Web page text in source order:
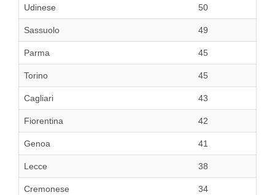
Udinese 50
Sassuolo 49
Parma 45
Torino 45
Cagliari 43
Fiorentina 42
Genoa 41
Lecce 38
Cremonese 34